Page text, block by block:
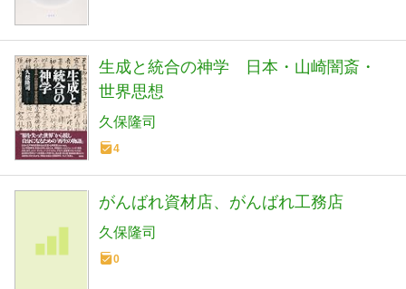
生成と統合の神学 日本・山崎闇斎・
世界思想
久保隆司
4
がんばれ資材店、がんばれ工務店
久保隆司
0